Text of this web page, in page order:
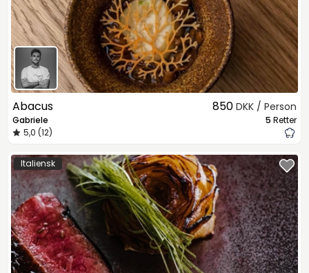
Abacus
Gabriele
5,0 (12)
850 DKK / Person
5 Retter
Italiensk